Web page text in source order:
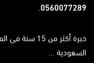
0560077289
.
خبرة أكثر من
السعودية ...